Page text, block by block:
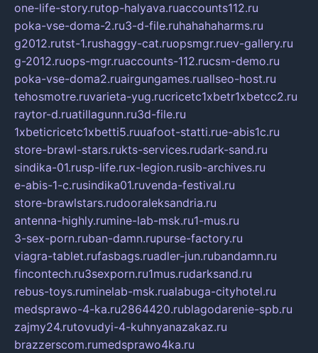
one-life-story.rutop-halyava.ruaccounts112.ru
poka-vse-doma-2.ru3-d-file.ruhahahaharms.ru
g2012.rutst-1.rushaggy-cat.ruopsmgr.ruev-gallery.ru
g-2012.ruops-mgr.ruaccounts-112.rucsm-demo.ru
poka-vse-doma2.ruairgungames.ruallseo-host.ru
tehosmotre.ruvarieta-yug.rucricetc1xbetr1xbetcc2.ru
raytor-d.ruatillagunn.ru3d-file.ru
1xbeticricetc1xbetti5.ruuafoot-statti.rue-abis1c.ru
store-brawl-stars.rukts-services.rudark-sand.ru
sindika-01.rusp-life.rux-legion.rusib-archives.ru
e-abis-1-c.rusindika01.ruvenda-festival.ru
store-brawlstars.rudooraleksandria.ru
antenna-highly.rumine-lab-msk.ru1-mus.ru
3-sex-porn.ruban-damn.rupurse-factory.ru
viagra-tablet.rufasbags.ruadler-jun.rubandamn.ru
fincontech.ru3sexporn.ru1mus.rudarksand.ru
rebus-toys.ruminelab-msk.rualabuga-cityhotel.ru
medsprawo-4-ka.ru2864420.rublagodarenie-spb.ru
zajmy24.rutovudyi-4-kuhnyanazakaz.ru
brazzerscom.rumedsprawo4ka.ru